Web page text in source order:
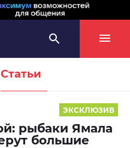
Статьи
ЭКСКЛЮЗИВ
рыбаки Ямала
большие